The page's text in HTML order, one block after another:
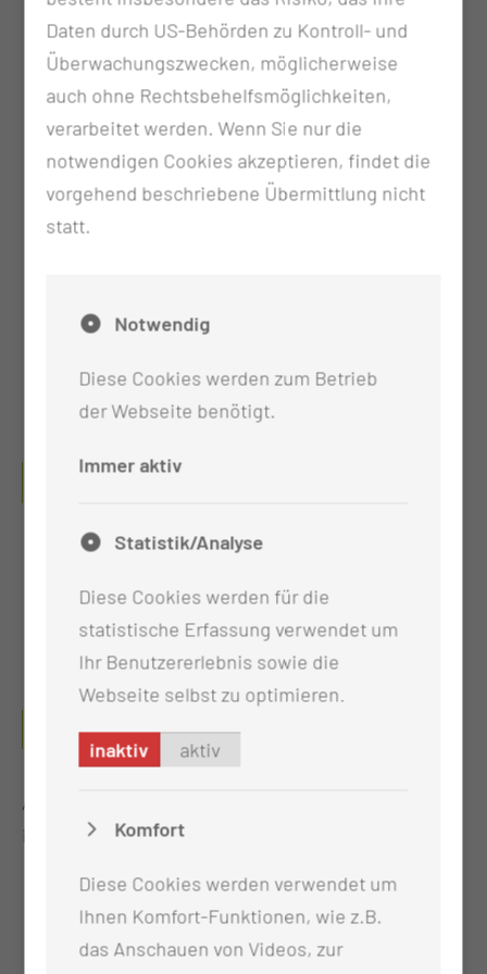
Pflegerische Versorgung von Patientinnen und
Patienten vor/während/nach autologer
Stammzelltransplantation
Pflege nach geltenden SOP’s, angelehnt an das
“Leitlinienprogramm Onkologie – Supportive
Therapie“
Palliative Care
ärztliche/pflegerische Versorgung
Onkologische Pflege/Onkologische
Fallbesprechung
IN WELCHEM BEREICH/STATION WIRD DIESE PFLEGE
Onkologisches Zentrum
internistische Onkologie)
Station M2/3
MITARBEITERINNEN UND MITARBEITER?
Auf Station arbeiten folgende Berufsgruppen im
interdisziplinären Team:
Gesundheits- und Krankenpflegekräfte,
teilweise mit abgeschlossener Weiterbildung
in der Onkologie und/oder Praxisanleitung
Daten durch US-Behörden zu Kontroll- und
Überwachungszwecken, möglicherweise
auch ohne Rechtsbehelfsmöglichkeiten,
verarbeitet werden. Wenn Sie nur die
notwendigen Cookies akzeptieren, findet die
vorgehend beschriebene Übermittlung nicht
statt.
Notwendig
Diese Cookies werden zum Betrieb
der Webseite benötigt.
Immer aktiv
Statistik/Analyse
Diese Cookies werden für die
statistische Erfassung verwendet um
Ihr Benutzererlebnis sowie die
Webseite selbst zu optimieren.
inaktiv aktiv
Komfort
Diese Cookies werden verwendet um
Ihnen Komfort-Funktionen, wie z.B.
das Anschauen von Videos, zur